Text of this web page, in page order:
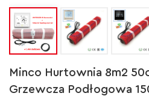
Minco Hurtownia 8m2
Grzewcza Podłogowa